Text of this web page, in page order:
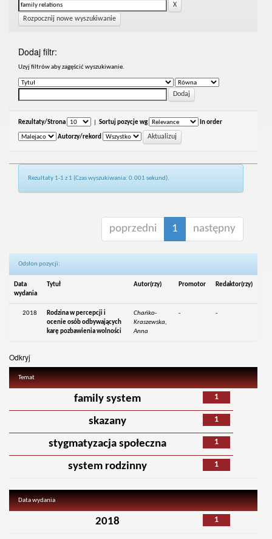
Rozpocznij nowe wyszukiwanie
Dodaj filtr:
Uzyj filtrów aby zagęścić wyszukiwanie.
Rezultaty/Strona Sortuj pozycje wg In order
Autorzy/rekord
Rezultaty 1-1 z 1 (Czas wyszukiwania: 0.001 sekund).
poprzedni 1 następny
Odsłon pozycji:
Data
wydania
Tytuł Autor(rzy) Promotor Redaktor(rzy)
2018
Rodzina w percepcji i
ocenie osób odbywających
karę pozbawienia wolności
Chańko-
Kraszewska,
Anna
- -
Odkryj
Temat
1
family system
1
skazany
1
stygmatyzacja społeczna
1
system rodzinny
Data wydania
1
2018